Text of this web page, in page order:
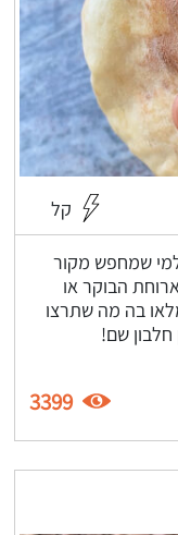
קל
למי שמחפש מקור
הבוקר או
בה מה שתרצו
חלבון שם!
3399